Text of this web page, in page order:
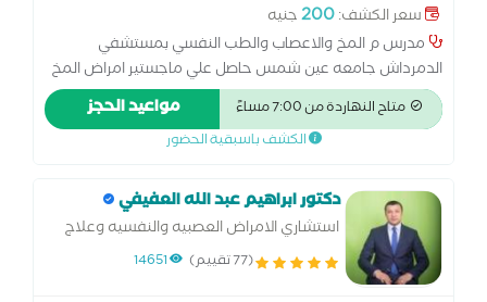
بجوار مكتبه غريب وحلواني شهاب الدين
سعر الكشف:200جنيه
مدرس م المخ والاعصاب والطب النفسي بمستشفي
الدمرداش جامعه عين شمس حاصل علي ماجستير امراض المخ
والاعصاب والطب النفسي بجامعه عين شمس حاصل علي درجه
الاولي من دكتوراه المخ والاعصاب والطب النفسي بجامعه عين
متاح النهاردة من 7:00 مساءً مواعيد الحجز
الكشف باسبقية الحضور
دكتور ابراهيم عبد الله العفيفي
استشاري الامراض العصبيه والنفسيه وعلاج
الادمان
(77 تقييم) 14651